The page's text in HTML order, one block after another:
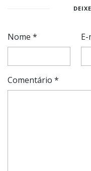
Nome *
Comentário *